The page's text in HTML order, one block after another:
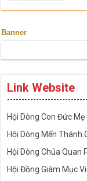
Banner
Link Website
Hội Dòng Con Đức Mẹ
Hội Dòng Mến Thánh
Hội Dòng Chúa Quan
Hội Đồng Giám Mục